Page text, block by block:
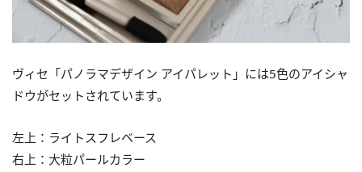
ヴィセ「パノラマデザイン アイパレット」には5色のアイシャ
ドウがセットされています。
左上：ライトスフレベース
右上：大粒パールカラー